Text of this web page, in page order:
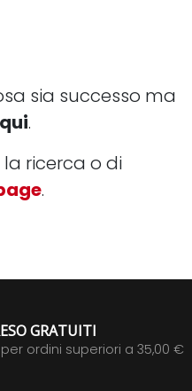
sia successo ma
.
ricerca o di
.
GRATUITI
ordini superiori a 35,00 €